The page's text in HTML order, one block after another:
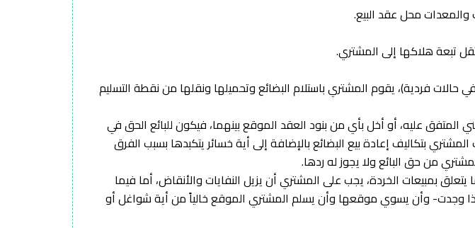
في حالات فردية)، يقوم المشتري باستلام البضائع وتحميلها ونقلها من نقطة التسليم
المتفق عليه، أو أخل بأي من بنود العقد الموقع بينهما، فيكون للبائع الحق في
بتكاليف إعادة بيع البضائع بالإضافة إلى أية خسائر يتكبدها بسبب الفرق
من حق البائع ولا يجوز له ردها.
بمبيعات الخردة، يجب على المشتري أن يزيل النفايات والأنقاض، أما فيما
وجدت- وأن يسوي موقعها وأن يسلم المشتري الموقع خالياً من أية شواغل أو